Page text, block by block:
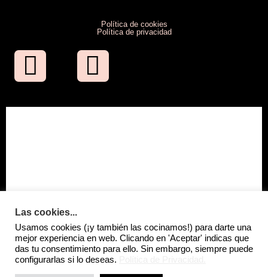
Política de cookies
Política de privacidad
Las cookies...
Usamos cookies (¡y también las cocinamos!) para darte una
mejor experiencia en web. Clicando en 'Aceptar' indicas que
das tu consentimiento para ello. Sin embargo, siempre puede
configurarlas si lo deseas.